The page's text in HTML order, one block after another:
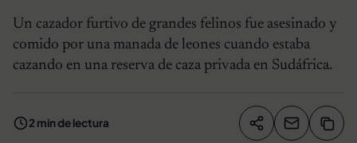
Un cazador furtivo de grandes felinos fue asesinado y
comido por una manada de leones cuando estaba
cazando en una reserva de caza privada en Sudáfrica.
2 min de lectura Compartir